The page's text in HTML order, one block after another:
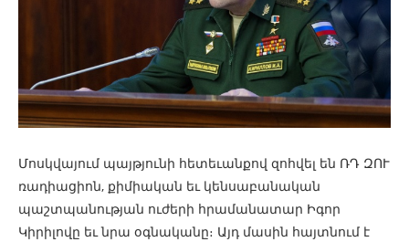
Մոսկվայում պայթյունի հետեւանքով զոհվել են ՌԴ ԶՈՒ
ռադիացիոն, քիմիական եւ կենսաբանական
պաշտպանության ուժերի հրամանատար Իգոր
Կիրիլովը եւ նրա օգնականը։ Այդ մասին հայտնում է